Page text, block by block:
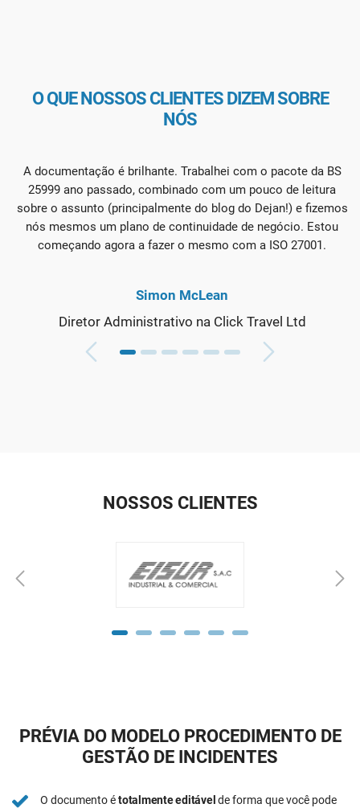
O QUE NOSSOS CLIENTES DIZEM SOBRE
NÓS
A documentação é brilhante. Trabalhei com o pacote da BS
25999 ano passado, combinado com um pouco de leitura
sobre o assunto (principalmente do blog do Dejan!) e fizemos
nós mesmos um plano de continuidade de negócio. Estou
começando agora a fazer o mesmo com a ISO 27001.
Simon McLean
Diretor Administrativo na Click Travel Ltd
NOSSOS CLIENTES
PRÉVIA DO MODELO PROCEDIMENTO DE
GESTÃO DE INCIDENTES
O documento étotalmente editável de forma que você pode